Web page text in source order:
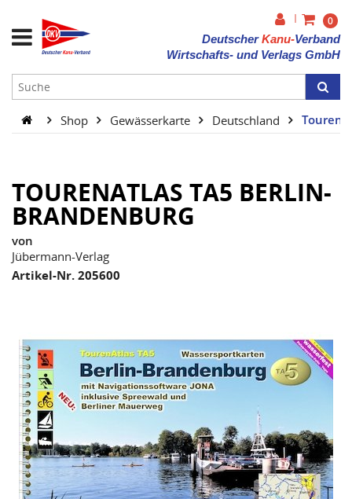
|
0
DeutscherKanu-Verband
Wirtschafts- und Verlags GmbH
Shop Gewässerkarte Deutschland
TOURENATLAS TA5 BERLIN-
BRANDENBURG
von
Jübermann-Verlag
Artikel-Nr. 205600